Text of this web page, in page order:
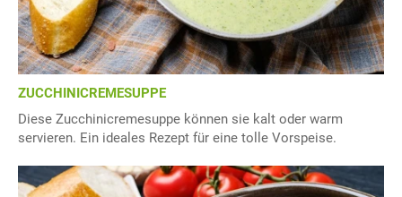
ZUCCHINICREMESUPPE
Diese Zucchinicremesuppe können sie kalt oder warm
servieren. Ein ideales Rezept für eine tolle Vorspeise.